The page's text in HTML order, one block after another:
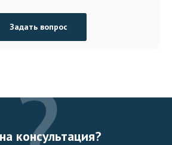
Задать вопрос
консультация?